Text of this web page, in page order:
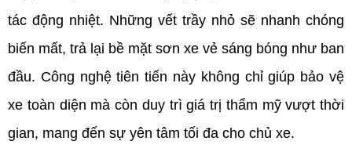
tác động nhiệt. Những vết trầy nhỏ sẽ nhanh chóng
biến mất, trả lại bề mặt sơn xe vẻ sáng bóng như ban
đầu. Công nghệ tiên tiến này không chỉ giúp bảo vệ
xe toàn diện mà còn duy trì giá trị thẩm mỹ vượt thời
gian, mang đến sự yên tâm tối đa cho chủ xe.